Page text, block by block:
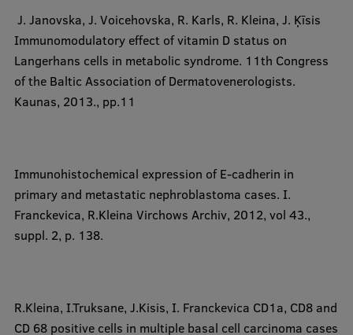
​ J. Janovska, J. Voicehovska, R. Karls, R. Kleina, J. Ķīsis
Immunomodulatory effect of vitamin D status on
Langerhans cells in metabolic syndrome. 11th Congress
of the Baltic Association of Dermatovenerologists.
Kaunas, 2013., pp.11
​Immunohistochemical expression of E-cadherin in
primary and metastatic nephroblastoma cases. I.
Franckevica, R.Kleina Virchows Archiv, 2012, vol 43.,
suppl. 2, p. 138.
R.Kleina, I.Truksane, J.Kisis, I. Franckevica CD1a, CD8 and
CD 68 positive cells in multiple basal cell carcinoma cases